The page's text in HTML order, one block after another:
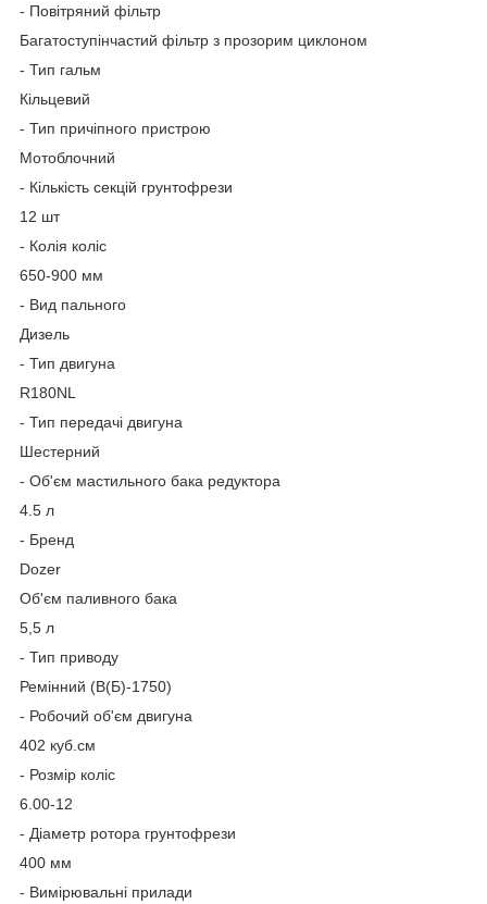
- Повітряний фільтр
Багатоступінчастий фільтр з прозорим циклоном
- Тип гальм
Кільцевий
- Тип причіпного пристрою
Мотоблочний
- Кількість секцій грунтофрези
12 шт
- Колія коліс
650-900 мм
- Вид пального
Дизель
- Тип двигуна
R180NL
- Тип передачі двигуна
Шестерний
- Об'єм мастильного бака редуктора
4.5 л
- Бренд
Dozer
Об'єм паливного бака
5,5 л
- Тип приводу
Ремінний (В(Б)-1750)
- Робочий об'єм двигуна
402 куб.см
- Розмір коліс
6.00-12
- Діаметр ротора грунтофрези
400 мм
- Вимірювальні прилади